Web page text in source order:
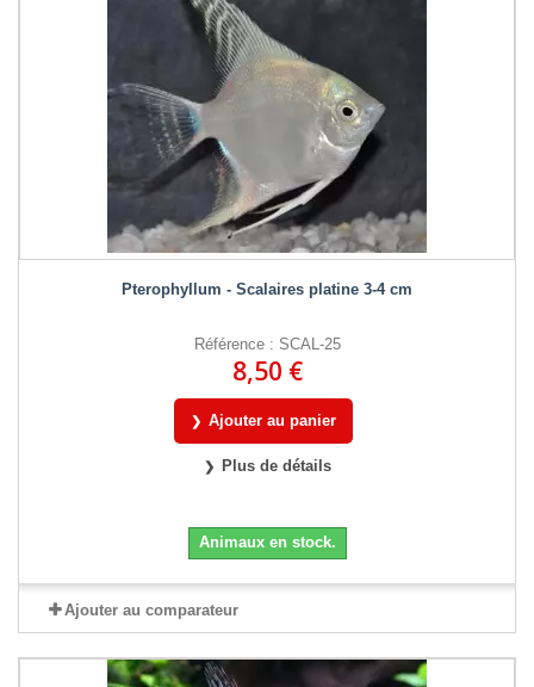
Pterophyllum - Scalaires platine 3-4 cm
Référence : SCAL-25
8,50 €
Ajouter au panier
Plus de détails
Animaux en stock.
Ajouter au comparateur